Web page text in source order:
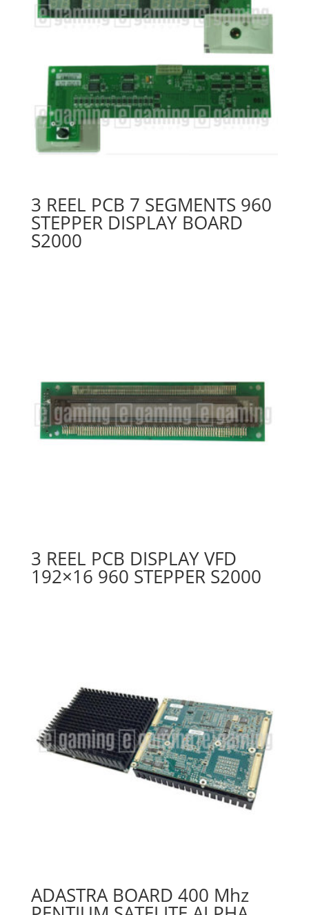
3 REEL PCB 7 SEGMENTS 960
STEPPER DISPLAY BOARD
S2000
3 REEL PCB DISPLAY VFD
192×16 960 STEPPER S2000
ADASTRA BOARD 400 Mhz